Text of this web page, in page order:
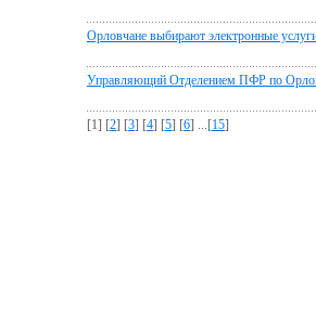
Орловчане выбирают электронные
Управляющий Отделением ПФР по
[1] [2] [3] [4] [5] [6] ...[15]